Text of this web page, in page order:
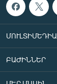
ՄՈՒԼՏԻՄԵԴԻԱ
ԲԱԺԻՆՆԵՐ